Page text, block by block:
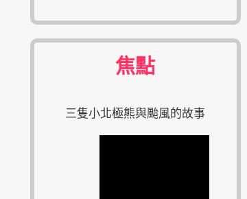
焦點
三隻小北極熊與颱風的故事